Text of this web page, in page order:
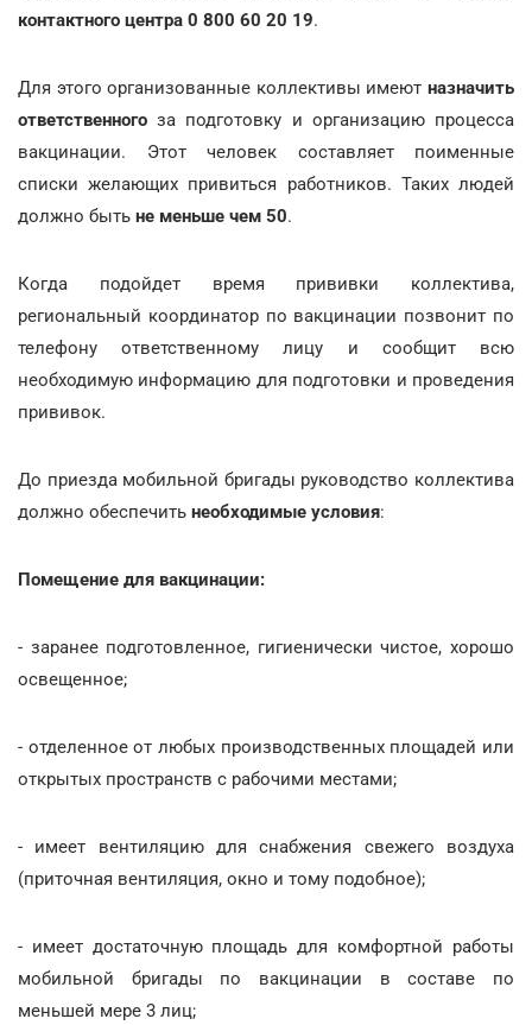
контактного центра 0 800 60 20 19.
Для этого организованные коллективы имеют назначить
ответственногоза подготовку и организацию процесса
вакцинации. Этот человек составляет поименные
списки желающих привиться работников. Таких людей
должно быть не меньше чем 50.
Когда подойдет время прививки коллектива,
региональный координатор по вакцинации позвонит по
телефону ответственному лицу и сообщит всю
необходимую информацию для подготовки и проведения
прививок.
До приезда мобильной бригады руководство коллектива
должно обеспечить необходимые условия:
Помещение для вакцинации:
- заранее подготовленное, гигиенически чистое, хорошо
освещенное;
- отделенное от любых производственных площадей или
открытых пространств с рабочими местами;
- имеет вентиляцию для снабжения свежего воздуха
(приточная вентиляция, окно и тому подобное);
- имеет достаточную площадь для комфортной работы
мобильной бригады по вакцинации в составе по
меньшей мере 3 лиц;